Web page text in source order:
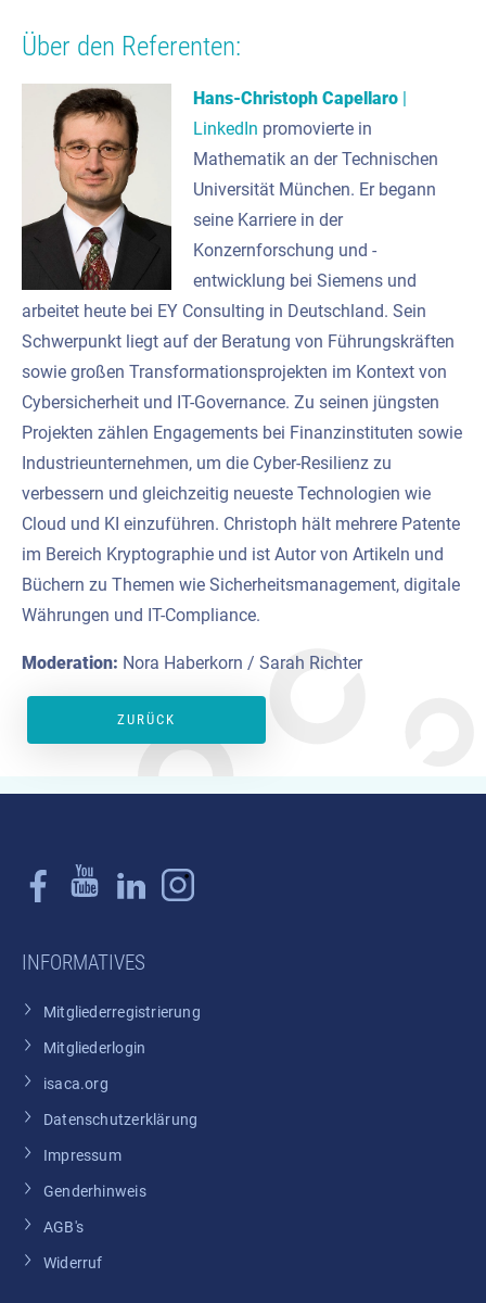
Über den Referenten:
Hans-Christoph Capellaro |
LinkedIn promovierte in
Mathematik an der Technischen
Universität München. Er begann
seine Karriere in der
Konzernforschung und -
entwicklung bei Siemens und
arbeitet heute bei EY Consulting in Deutschland. Sein
Schwerpunkt liegt auf der Beratung von Führungskräften
sowie großen Transformationsprojekten im Kontext von
Cybersicherheit und IT-Governance. Zu seinen jüngsten
Projekten zählen Engagements bei Finanzinstituten sowie
Industrieunternehmen, um die Cyber-Resilienz zu
verbessern und gleichzeitig neueste Technologien wie
Cloud und KI einzuführen. Christoph hält mehrere Patente
im Bereich Kryptographie und ist Autor von Artikeln und
Büchern zu Themen wie Sicherheitsmanagement, digitale
Währungen und IT-Compliance.
Moderation: Nora Haberkorn / Sarah Richter
ZURÜCK
INFORMATIVES
Mitgliederregistrierung
Mitgliederlogin
isaca.org
Datenschutzerklärung
Impressum
Genderhinweis
AGB's
Widerruf